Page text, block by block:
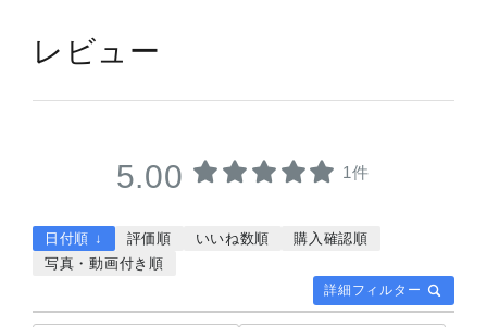
レビュー
5.00 1件
詳細フィルター
日付順 ↓ 評価順 いいね数順
購入確認順
写真・動画付き順